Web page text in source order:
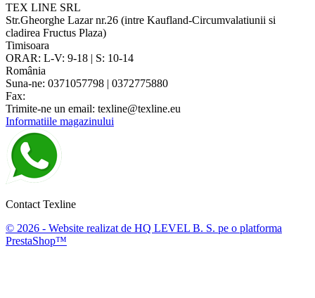
TEX LINE SRL
Str.Gheorghe Lazar nr.26 (intre Kaufland-Circumvalatiunii si
cladirea Fructus Plaza)
Timisoara
ORAR: L-V: 9-18 | S: 10-14
România
Suna-ne: 0371057798 | 0372775880
Fax:
Trimite-ne un email: texline@texline.eu
Informatiile magazinului
Contact Texline
© 2026 - Website realizat de HQ LEVEL B. S. pe o platforma
PrestaShop™